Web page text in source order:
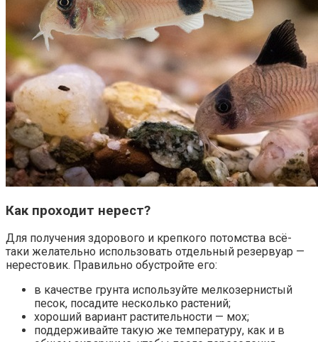
Как проходит нерест?
Для получения здорового и крепкого потомства всё-
таки желательно использовать отдельный резервуар —
нерестовик. Правильно обустройте его:
в качестве грунта используйте мелкозернистый
песок, посадите несколько растений;
хороший вариант растительности — мох;
поддерживайте такую же температуру, как и в